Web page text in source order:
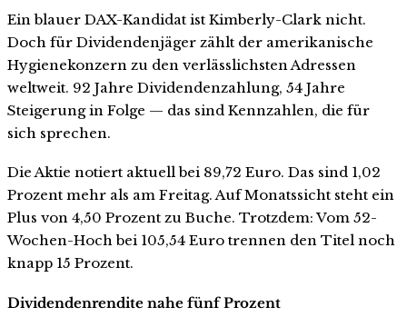
Ein blauer DAX-Kandidat ist Kimberly-Clark nicht.
Doch für Dividendenjäger zählt der amerikanische
Hygienekonzern zu den verlässlichsten Adressen
weltweit. 92 Jahre Dividendenzahlung, 54 Jahre
Steigerung in Folge — das sind Kennzahlen, die für
sich sprechen.
Die Aktie notiert aktuell bei 89,72 Euro. Das sind 1,02
Prozent mehr als am Freitag. Auf Monatssicht steht ein
Plus von 4,50 Prozent zu Buche. Trotzdem: Vom 52-
Wochen-Hoch bei 105,54 Euro trennen den Titel noch
knapp 15 Prozent.
Dividendenrendite nahe fünf Prozent